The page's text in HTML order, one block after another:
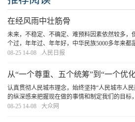
在经风雨中壮筋骨
未来，不稳定、不确定、难预料因素依然较多，
个过，年年过、年年好，中华民族5000多年来都
攀、向难处进，在搏击风浪中长胆识、强本领，
08-25 14-08 人民日报
从“一个尊重、五个统筹”到“一个优
认真贯彻人民城市理念，始终坚持“人民城市人
的纵深感来把握现在做的事情和制定我们的目标
一年干，不断朝着现代化人民城市的目标扎实迈
08-25 14-08 大众网